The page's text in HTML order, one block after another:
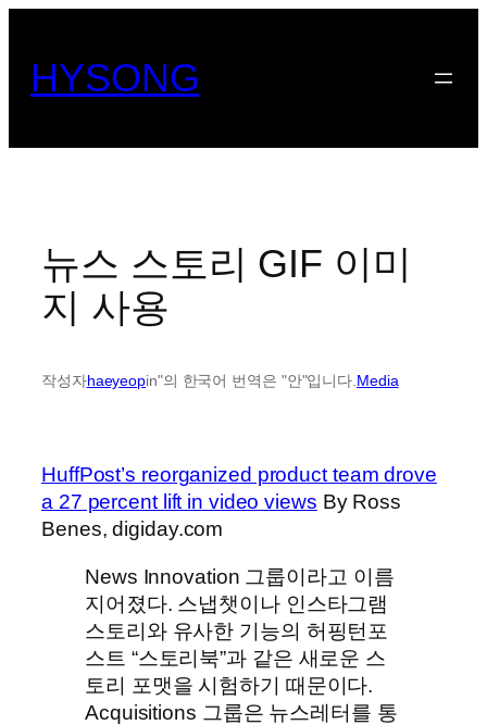
HYSONG
뉴스 스토리 GIF 이미
지 사용
작성자haeyeopin"의 한국어 번역은 "안"입니다.Media
HuffPost’s reorganized product team drove
a 27 percent lift in video views By Ross
Benes, digiday.com
News Innovation 그룹이라고 이름
지어졌다. 스냅챗이나 인스타그램
스토리와 유사한 기능의 허핑턴포
스트 “스토리북”과 같은 새로운 스
토리 포맷을 시험하기 때문이다.
Acquisitions 그룹은 뉴스레터를 통